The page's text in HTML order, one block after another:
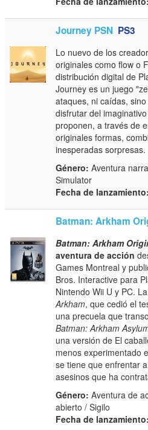
Journey PSN PS3
Lo nuevo de los
originales como flow o
distribución digital de
Journey es un juego
ataques, ni caídas,
disfrutar del
proponen, a través de
originales formas,
inesperadas sorpresas.
Género: Aventura
Simulator
Fecha de lanzamiento:
Batman: Arkham
Batman: Arkham
aventura de acción
Games Montreal y
Bros. Interactive para
Nintendo Wii U y PC.
Arkham, que cedió el
una precuela que
Batman: Arkham
una versión de El
menos experimentado
se tiene que enfrentar
asesinos que ha
Género: Aventura de
abierto / Sigilo
Fecha de lanzamiento: